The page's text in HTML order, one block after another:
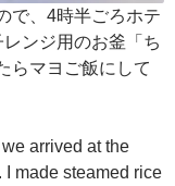
で、4時半ごろホテ
ンジ用のお釜「ち
らマヨご飯にして
arrived at the
I made steamed rice